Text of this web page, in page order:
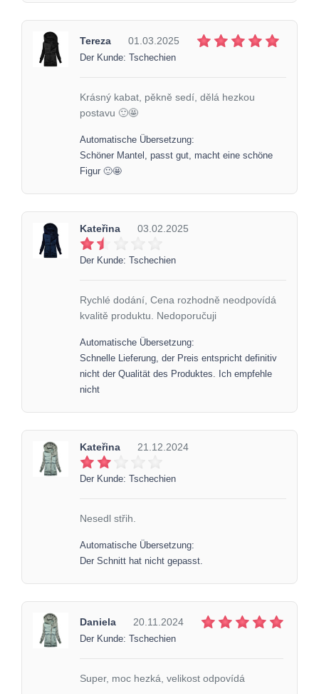
Tereza 01.03.2025
Der Kunde: Tschechien
Krásný kabat, pěkně sedí, dělá hezkou
postavu 🙂🤩
Automatische Übersetzung:
Schöner Mantel, passt gut, macht eine schöne
Figur 🙂🤩
Kateřina 03.02.2025
Der Kunde: Tschechien
Rychlé dodání, Cena rozhodně neodpovídá
kvalitě produktu. Nedoporučuji
Automatische Übersetzung:
Schnelle Lieferung, der Preis entspricht definitiv
nicht der Qualität des Produktes. Ich empfehle
nicht
Kateřina 21.12.2024
Der Kunde: Tschechien
Nesedl střih.
Automatische Übersetzung:
Der Schnitt hat nicht gepasst.
Daniela 20.11.2024
Der Kunde: Tschechien
Super, moc hezká, velikost odpovídá